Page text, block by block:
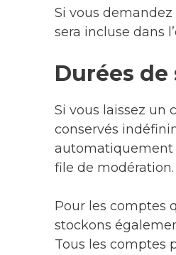
Si vous
sera incluse dans
Durées
Si vous laissez un
conservés
automatiquement
file de modération.
Pour les comptes
stockons
Tous les comptes